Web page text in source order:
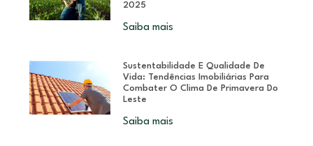
2025
Saiba mais
Sustentabilidade E Qualidade De
Vida: Tendências Imobiliárias Para
Combater O Clima De Primavera Do
Leste
Saiba mais